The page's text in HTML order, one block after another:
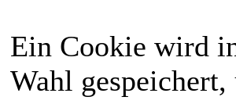
Ein Cookie wird
Wahl